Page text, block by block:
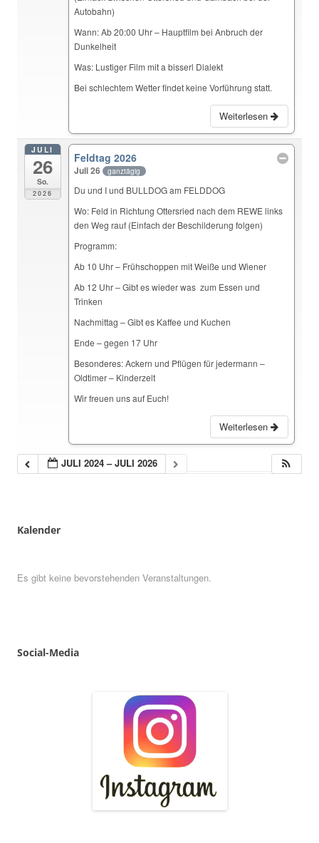
Autobahn)
Wann: Ab 20:00 Uhr – Hauptfilm bei Anbruch der
Dunkelheit
Was: Lustiger Film mit a bisserl Dialekt
Bei schlechtem Wetter findet keine Vorführung statt.
Weiterlesen
JULI
26
So.
2026
Feldtag 2026
Juli 26 ganztägig
Du und I und BULLDOG am FELDDOG
Wo: Feld in Richtung Ottersried nach dem REWE links
den Weg rauf (Einfach der Beschilderung folgen)
Programm:
Ab 10 Uhr – Frühschoppen mit Weiße und Wiener
Ab 12 Uhr – Gibt es wieder was zum Essen und
Trinken
Nachmittag – Gibt es Kaffee und Kuchen
Ende – gegen 17 Uhr
Besonderes: Ackern und Pflügen für jedermann –
Oldtimer – Kinderzelt
Wir freuen uns auf Euch!
Weiterlesen
JULI 2024 – JULI 2026
Kalender
Es gibt keine bevorstehenden Veranstaltungen.
Social-Media